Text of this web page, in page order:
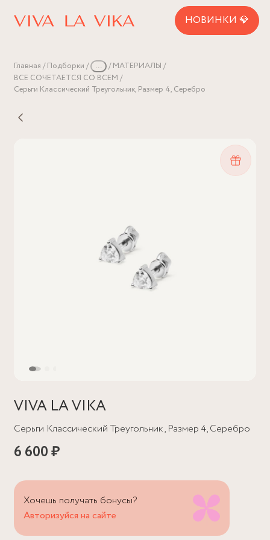
НОВИНКИ 💎
Главная Подборки ...
МАТЕРИАЛЫ
ВСЕ СОЧЕТАЕТСЯ СО ВСЕМ
Серьги Классический Треугольник, Размер 4, Серебро
VIVA LA VIKA
Серьги Классический Треугольник, Размер 4, Серебро
6 600 ₽
Хочешь получать бонусы?
Авторизуйся на сайте